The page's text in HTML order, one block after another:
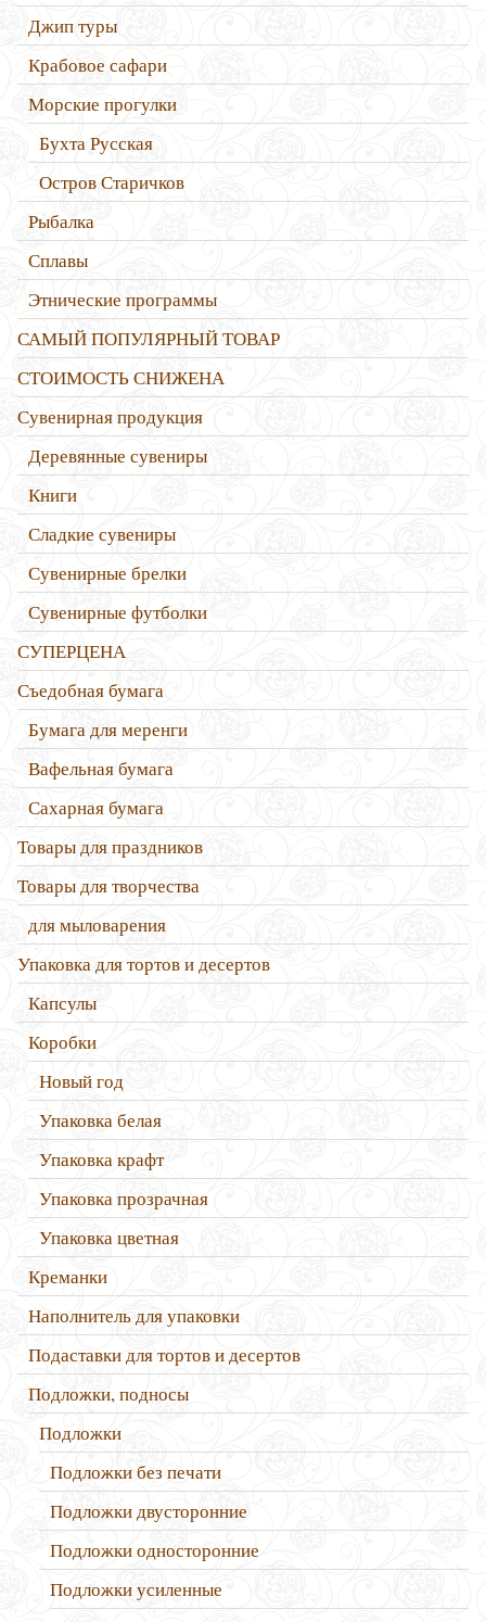
Джип туры
Крабовое сафари
Морские прогулки
Бухта Русская
Остров Старичков
Рыбалка
Сплавы
Этнические программы
САМЫЙ ПОПУЛЯРНЫЙ ТОВАР
СТОИМОСТЬ СНИЖЕНА
Сувенирная продукция
Деревянные сувениры
Книги
Сладкие сувениры
Сувенирные брелки
Сувенирные футболки
СУПЕРЦЕНА
Съедобная бумага
Бумага для меренги
Вафельная бумага
Сахарная бумага
Товары для праздников
Товары для творчества
для мыловарения
Упаковка для тортов и десертов
Капсулы
Коробки
Новый год
Упаковка белая
Упаковка крафт
Упаковка прозрачная
Упаковка цветная
Креманки
Наполнитель для упаковки
Подаставки для тортов и десертов
Подложки, подносы
Подложки
Подложки без печати
Подложки двусторонние
Подложки односторонние
Подложки усиленные